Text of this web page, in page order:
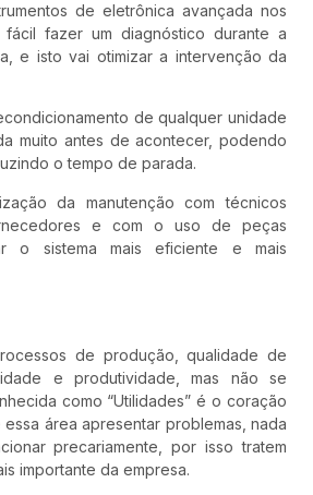
de eletrônica avançada nos
fácil fazer um diagnóstico durante a
e isto vai otimizar a intervenção da
de qualquer unidade
muito antes de acontecer, podendo
o tempo de parada.
da manutenção com técnicos
e com o uso de peças
o sistema mais eficiente e mais
de produção, qualidade de
e produtividade, mas não se
como “Utilidades” é o coração
área apresentar problemas, nada
precariamente, por isso tratem
importante da empresa.